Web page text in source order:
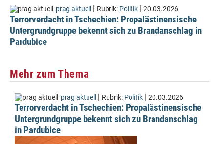
prag aktuell | Rubrik: Politik | 20.03.2026
Terrorverdacht in Tschechien: Propalästinensische
Untergrundgruppe bekennt sich zu Brandanschlag in
Pardubice
Mehr zum Thema
prag aktuell | Rubrik: Politik | 20.03.2026
Terrorverdacht in Tschechien: Propalästinensische
Untergrundgruppe bekennt sich zu Brandanschlag
in Pardubice